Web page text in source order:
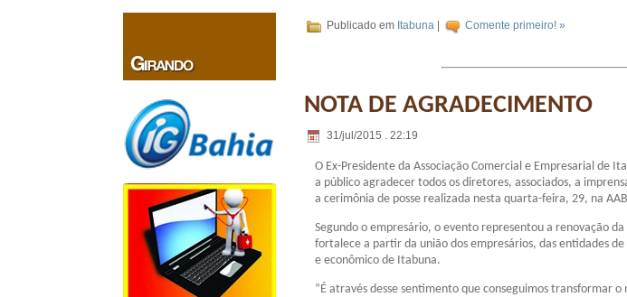
Publicado em Itabuna Comente primeiro! »
NOTA DE AGRADECIMENTO
31/jul/2015 . 22:19
O Ex-Presidente da Associação Comercial e Empresarial de
a público agradecer todos os diretores, associados, a
a cerimônia de posse realizada nesta quarta-feira, 29, na
Segundo o empresário, o evento representou a renovação da
fortalece a partir da união dos empresários, das entidades de
e econômico de Itabuna.
“É através desse sentimento que conseguimos transformar